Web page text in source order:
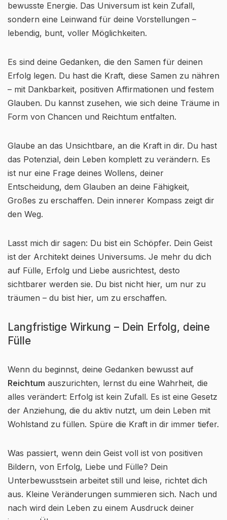
bewusste Energie. Das Universum ist kein Zufall,
sondern eine Leinwand für deine Vorstellungen –
lebendig, bunt, voller Möglichkeiten.
Es sind deine Gedanken, die den Samen für deinen
Erfolg legen. Du hast die Kraft, diese Samen zu nähren
– mit Dankbarkeit, positiven Affirmationen und festem
Glauben. Du kannst zusehen, wie sich deine Träume in
Form von Chancen und Reichtum entfalten.
Glaube an das Unsichtbare, an die Kraft in dir. Du hast
das Potenzial, dein Leben komplett zu verändern. Es
ist nur eine Frage deines Wollens, deiner
Entscheidung, dem Glauben an deine Fähigkeit,
Großes zu erschaffen. Dein innerer Kompass zeigt dir
den Weg.
Lasst mich dir sagen: Du bist ein Schöpfer. Dein Geist
ist der Architekt deines Universums. Je mehr du dich
auf Fülle, Erfolg und Liebe ausrichtest, desto
sichtbarer werden sie. Du bist nicht hier, um nur zu
träumen – du bist hier, um zu erschaffen.
Langfristige Wirkung – Dein Erfolg, deine
Fülle
Wenn du beginnst, deine Gedanken bewusst auf
Reichtum auszurichten, lernst du eine Wahrheit, die
alles verändert: Erfolg ist kein Zufall. Es ist eine Gesetz
der Anziehung, die du aktiv nutzt, um dein Leben mit
Wohlstand zu füllen. Spüre die Kraft in dir immer tiefer.
Was passiert, wenn dein Geist voll ist von positiven
Bildern, von Erfolg, Liebe und Fülle? Dein
Unterbewusstsein arbeitet still und leise, richtet dich
aus. Kleine Veränderungen summieren sich. Nach und
nach wird dein Leben zu einem Ausdruck deiner